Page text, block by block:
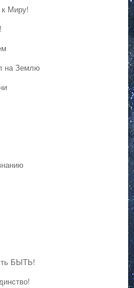
к Миру!
на Землю
БЫТЬ!